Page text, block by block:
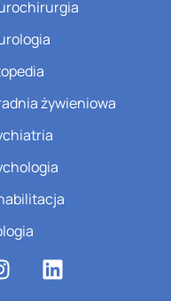
żywieniowa